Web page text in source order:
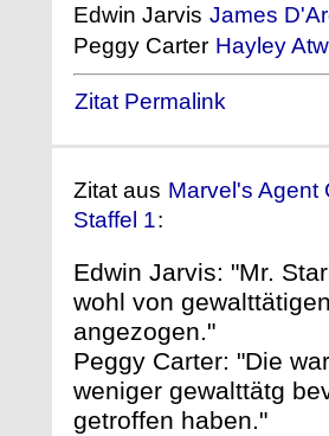
Edwin Jarvis James
Peggy Carter Hayley
Zitat Permalink
Zitat aus Marvel's Agent
Staffel 1:
Edwin Jarvis: "Mr.
wohl von
angezogen."
Peggy Carter: "Die
weniger gewalttätg
getroffen haben."